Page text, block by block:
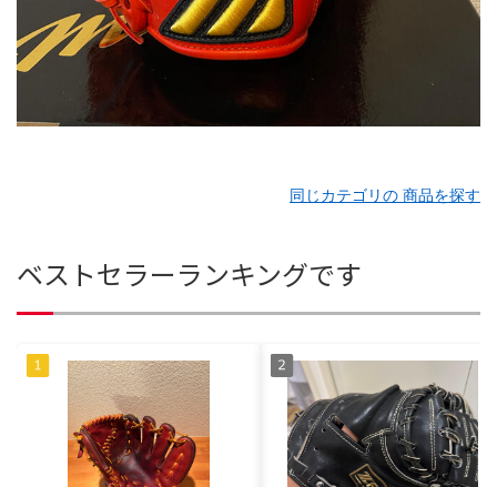
同じカテゴリの 商品を探す
ベストセラーランキングです